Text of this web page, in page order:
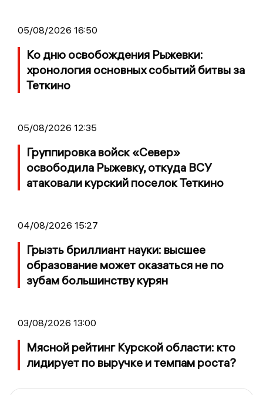
05/08/2026 16:50
Ко дню освобождения Рыжевки:
хронология основных событий битвы за
Теткино
05/08/2026 12:35
Группировка войск «Север»
освободила Рыжевку, откуда ВСУ
атаковали курский поселок Теткино
04/08/2026 15:27
Грызть бриллиант науки: высшее
образование может оказаться не по
зубам большинству курян
03/08/2026 13:00
Мясной рейтинг Курской области: кто
лидирует по выручке и темпам роста?